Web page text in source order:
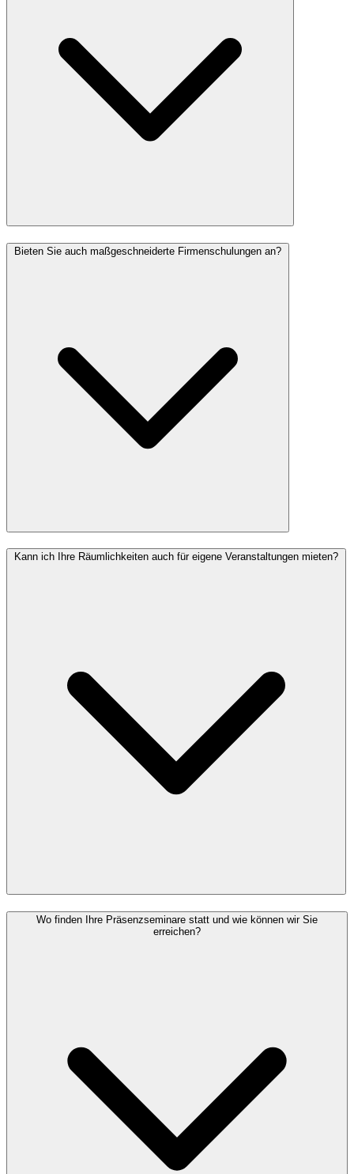
Bieten Sie auch maßgeschneiderte Firmenschulungen an?
Kann ich Ihre Räumlichkeiten auch für eigene Veranstaltungen mieten?
Wo finden Ihre Präsenzseminare statt und wie können wir Sie
erreichen?